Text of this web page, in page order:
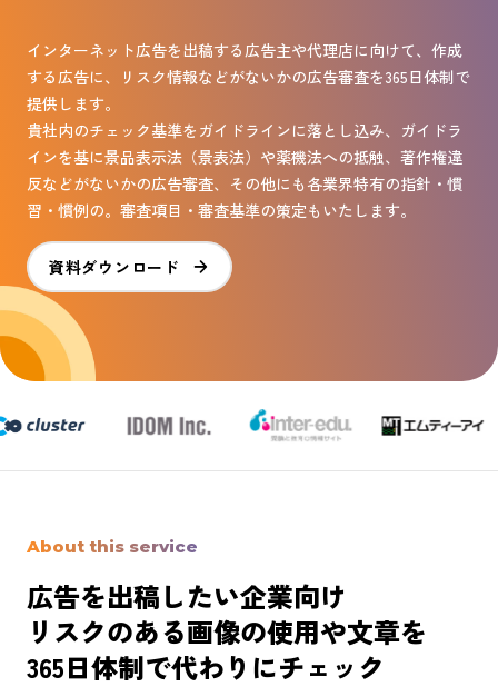
インターネット広告を出稿する広告主や代理店に向けて、作成
する広告に、リスク情報などがないかの広告審査を365日体制で
提供します。
貴社内のチェック基準をガイドラインに落とし込み、ガイドラ
インを基に景品表示法（景表法）や薬機法への抵触、著作権違
反などがないかの広告審査、その他にも各業界特有の指針・慣
習・慣例の。審査項目・審査基準の策定もいたします。
資料ダウンロード
About this service
広告を出稿したい企業向け
リスクのある画像の使用や文章を
365日体制で代わりにチェック